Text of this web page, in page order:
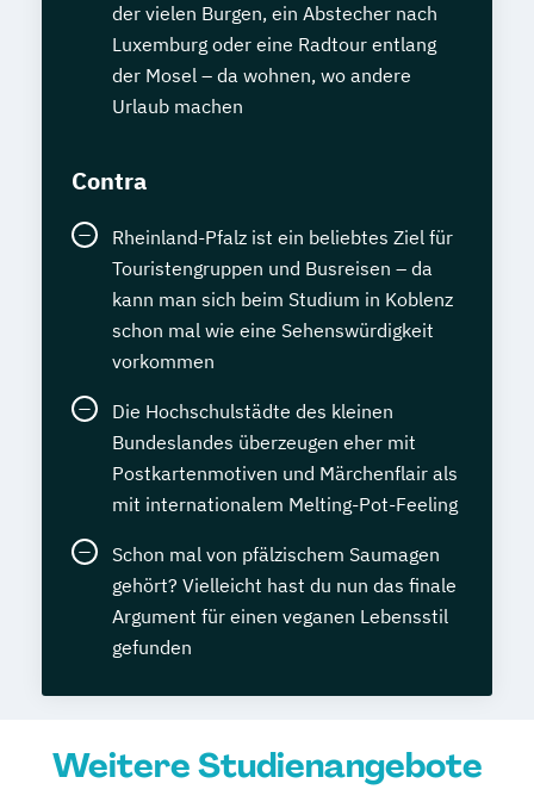
der vielen Burgen, ein Abstecher nach
Luxemburg oder eine Radtour entlang
der Mosel – da wohnen, wo andere
Urlaub machen
Contra
Rheinland-Pfalz ist ein beliebtes Ziel für
Touristengruppen und Busreisen – da
kann man sich beim Studium in Koblenz
schon mal wie eine Sehenswürdigkeit
vorkommen
Die Hochschulstädte des kleinen
Bundeslandes überzeugen eher mit
Postkartenmotiven und Märchenflair als
mit internationalem Melting-Pot-Feeling
Schon mal von pfälzischem Saumagen
gehört? Vielleicht hast du nun das finale
Argument für einen veganen Lebensstil
gefunden
Weitere Studienangebote